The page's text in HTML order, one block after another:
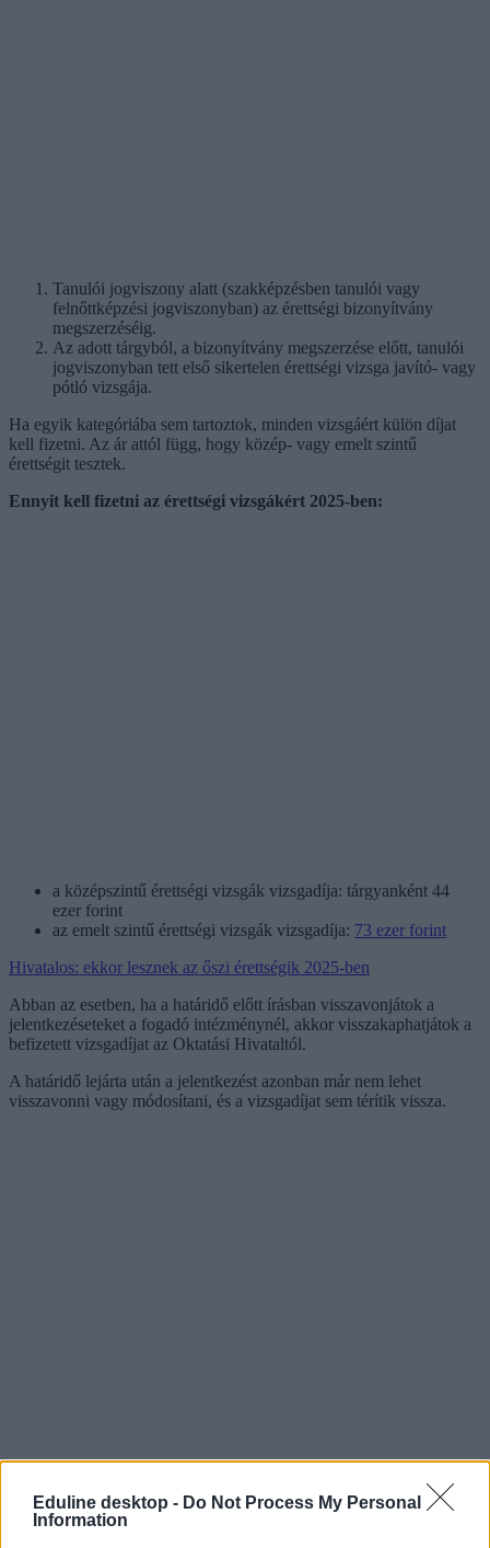
Eduline desktop - Do Not Process My Personal
Information
Tanulói jogviszony alatt (szakképzésben tanulói vagy
felnőttképzési jogviszonyban) az érettségi bizonyítvány
megszerzéséig.
Az adott tárgyból, a bizonyítvány megszerzése előtt, tanulói
jogviszonyban tett első sikertelen érettségi vizsga javító- vagy
pótló vizsgája.
Ha egyik kategóriába sem tartoztok, minden vizsgáért külön díjat
kell fizetni. Az ár attól függ, hogy közép- vagy emelt szintű
érettségit tesztek.
Ennyit kell fizetni az érettségi vizsgákért 2025-ben:
a középszintű érettségi vizsgák vizsgadíja: tárgyanként 44
ezer forint
az emelt szintű érettségi vizsgák vizsgadíja: 73 ezer forint
Hivatalos: ekkor lesznek az őszi érettségik 2025-ben
Abban az esetben, ha a határidő előtt írásban visszavonjátok a
jelentkezéseteket a fogadó intézménynél, akkor visszakaphatjátok a
befizetett vizsgadíjat az Oktatási Hivataltól.
A határidő lejárta után a jelentkezést azonban már nem lehet
visszavonni vagy módosítani, és a vizsgadíjat sem térítik vissza.